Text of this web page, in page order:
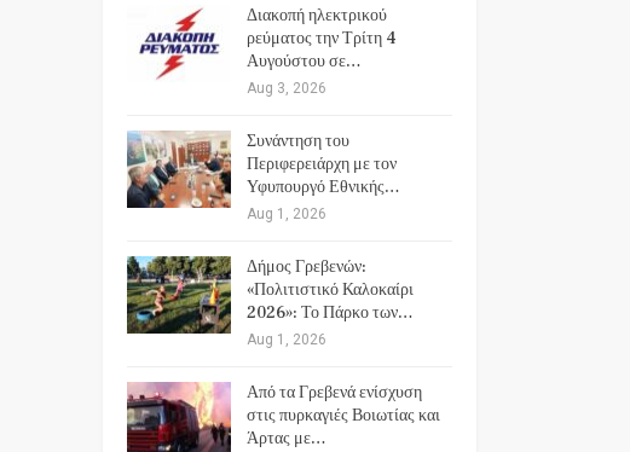
Διακοπή ηλεκτρικού
ρεύματος την Τρίτη 4
Αυγούστου σε…
Aug 3, 2026
Συνάντηση του
Περιφερειάρχη με τον
Υφυπουργό Εθνικής…
Aug 1, 2026
Δήμος Γρεβενών:
«Πολιτιστικό Καλοκαίρι
2026»: Το Πάρκο των…
Aug 1, 2026
Από τα Γρεβενά ενίσχυση
στις πυρκαγιές Βοιωτίας και
Άρτας με…